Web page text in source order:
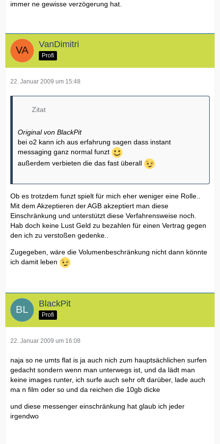
immer ne gewisse verzögerung hat.
VanDimitri
Profi
22. Januar 2009 um 15:48
Zitat
Original von BlackPit
bei o2 kann ich aus erfahrung sagen dass instant
messaging ganz normal funzt
außerdem verbieten die das fast überall
Ob es trotzdem funzt spielt für mich eher weniger eine Rolle..
Mit dem Akzeptieren der AGB akzeptiert man diese
Einschränkung und unterstützt diese Verfahrensweise noch.
Hab doch keine Lust Geld zu bezahlen für einen Vertrag gegen
den ich zu verstoßen gedenke..
Zugegeben, wäre die Volumenbeschränkung nicht dann könnte
ich damit leben
BlackPit
Profi
22. Januar 2009 um 16:08
naja so ne umts flat is ja auch nich zum hauptsächlichen surfen
gedacht sondern wenn man unterwegs ist, und da lädt man
keine images runter, ich surfe auch sehr oft darüber, lade auch
ma n film oder so und da reichen die 10gb dicke
und diese messenger einschränkung hat glaub ich jeder
irgendwo